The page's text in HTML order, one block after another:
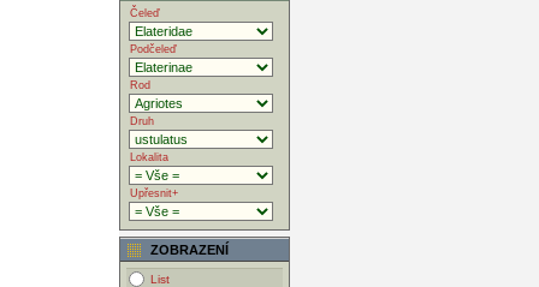
Čeleď
Podčeleď
Rod
Druh
Lokalita
Upřesnit+
ZOBRAZENÍ
List